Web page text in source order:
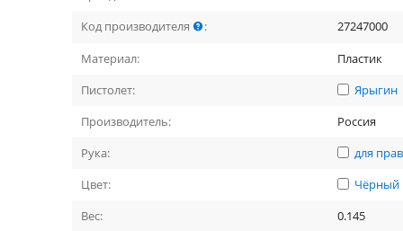
Код производителя
: 27247000
Материал:
Пластик
Пистолет:
Ярыгин
Производитель:
Россия
Рука:
для
Цвет:
Чёрный
Вес:
0.145